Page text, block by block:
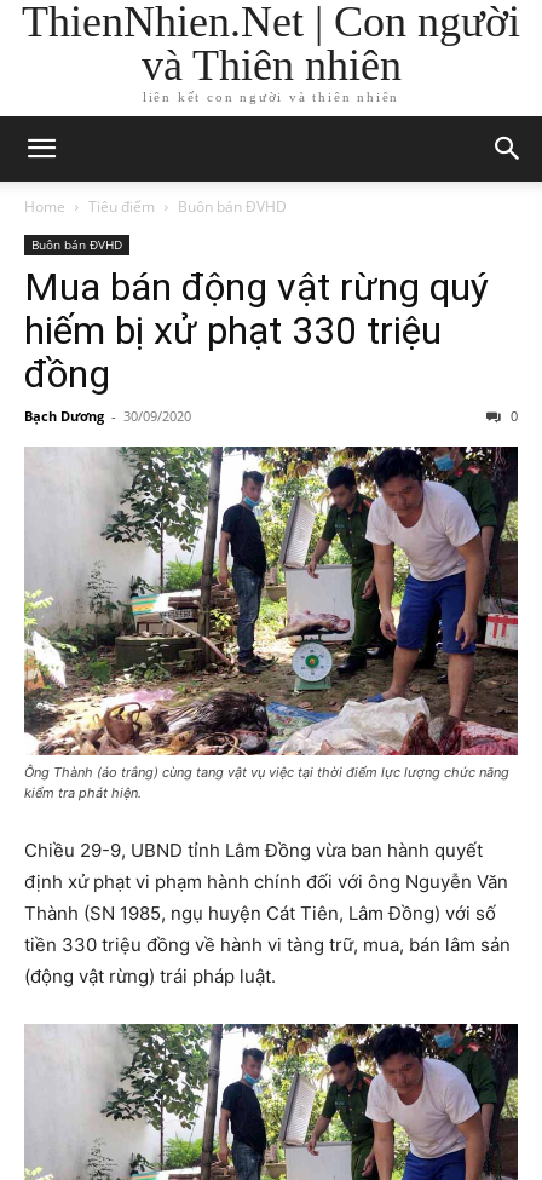
ThienNhien.Net | Con người
và Thiên nhiên
liên kết con người và thiên nhiên
Home Tiêu điểm Buôn bán ĐVHD
Buôn bán ĐVHD
Mua bán động vật rừng quý
hiếm bị xử phạt 330 triệu
đồng
Bạch Dương - 30/09/2020 0
Ông Thành (áo trắng) cùng tang vật vụ việc tại thời điểm lực lượng chức năng
kiểm tra phát hiện.
Chiều 29-9, UBND tỉnh Lâm Đồng vừa ban hành quyết
định xử phạt vi phạm hành chính đối với ông Nguyễn Văn
Thành (SN 1985, ngụ huyện Cát Tiên, Lâm Đồng) với số
tiền 330 triệu đồng về hành vi tàng trữ, mua, bán lâm sản
(động vật rừng) trái pháp luật.